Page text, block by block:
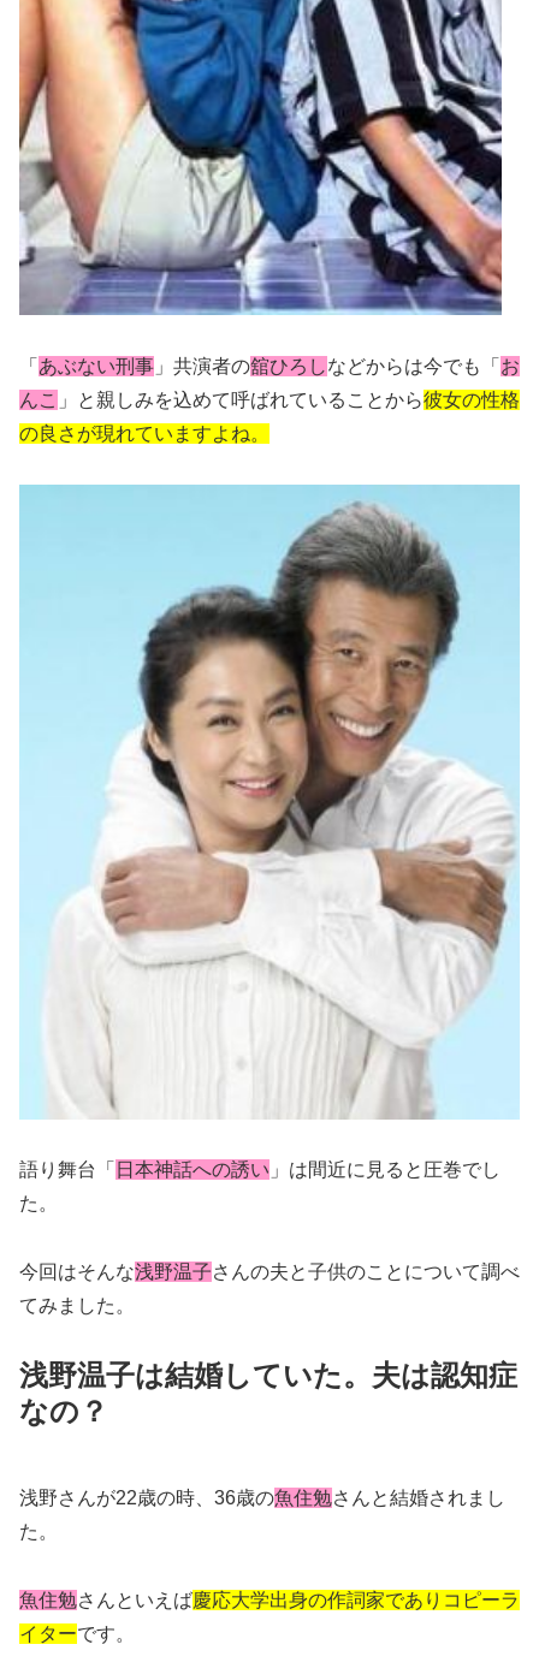
「 あぶない刑事 」共演者の舘ひろしなどからは今でも「 お
んこ 」と親しみを込めて呼ばれていることから彼女の性格
の良さが現れていますよね。
語り舞台「 日本神話への誘い 」は間近に見ると圧巻でし
た。
今回はそんな浅野温子さんの夫と子供のことについて調べ
てみました。
浅野温子は結婚していた。夫は認知症
なの？
浅野さんが22歳の時、36歳の魚住勉さんと結婚されまし
た。
魚住勉さんといえば慶応大学出身の作詞家でありコピーラ
イターです。